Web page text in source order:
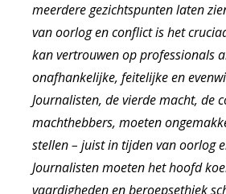
meerdere gezichtspunten laten
van oorlog en conflict is het
kan vertrouwen op professionals
onafhankelijke, feitelijke en
Journalisten, de vierde macht, de
machthebbers, moeten
stellen – juist in tijden van oorlog
Journalisten moeten het hoofd
vaardigheden en beroepsethiek